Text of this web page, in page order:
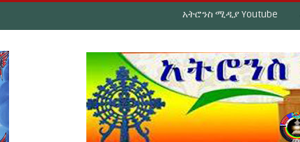
አትሮንስ ሚዲያ Youtube